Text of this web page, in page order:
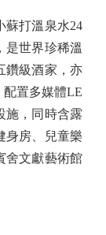
打溫泉水24
是世界珍稀溫
鑽級酒家，亦
配置多媒體LE
施，同時含露
身房、兒童樂
舍文獻藝術館